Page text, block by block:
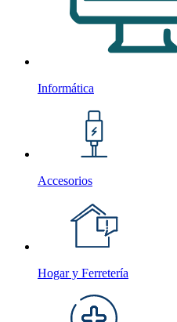
Informática
Accesorios
Hogar y Ferretería